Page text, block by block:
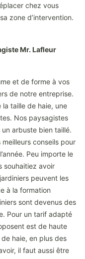
chez vous
zone d’intervention.
Mr. Lafleur
et de forme à vos
de notre entreprise.
taille de haie, une
Nos paysagistes
arbuste bien taillé.
conseils pour
Peu importe le
souhaitiez avoir
peuvent les
à la formation
sont devenus des
Pour un tarif adapté
est de haute
haie, en plus des
il faut aussi être